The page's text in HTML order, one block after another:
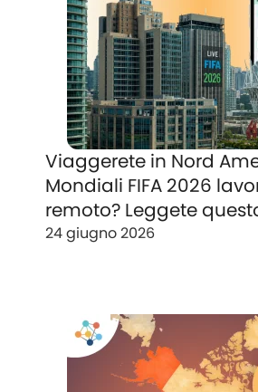
Viaggerete in Nord
Mondiali FIFA 2026
remoto? Leggete
24 giugno 2026